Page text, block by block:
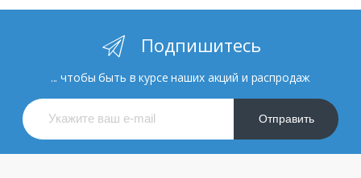
Подпишитесь
... чтобы быть в курсе наших акций и распродаж
Отправить